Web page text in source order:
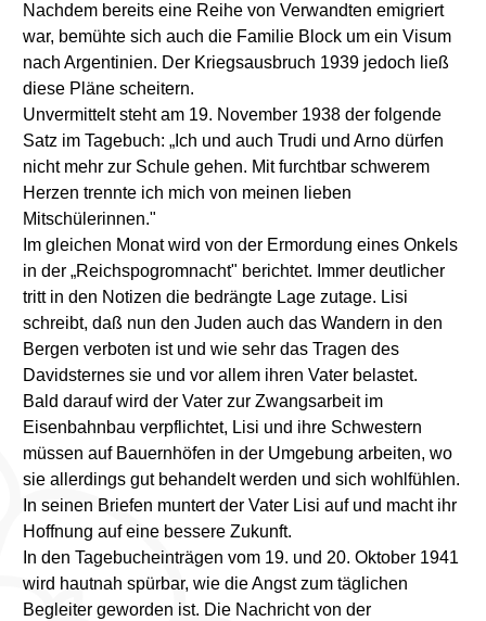
Nachdem bereits eine Reihe von Verwandten emigriert
war, bemühte sich auch die Familie Block um ein Visum
nach Argentinien. Der Kriegsausbruch 1939 jedoch ließ
diese Pläne scheitern.
Unvermittelt steht am 19. November 1938 der folgende
Satz im Tagebuch: „Ich und auch Trudi und Arno dürfen
nicht mehr zur Schule gehen. Mit furchtbar schwerem
Herzen trennte ich mich von meinen lieben
Mitschülerinnen."
Im gleichen Monat wird von der Ermordung eines Onkels
in der „Reichspogromnacht" berichtet. Immer deutlicher
tritt in den Notizen die bedrängte Lage zutage. Lisi
schreibt, daß nun den Juden auch das Wandern in den
Bergen verboten ist und wie sehr das Tragen des
Davidsternes sie und vor allem ihren Vater belastet.
Bald darauf wird der Vater zur Zwangsarbeit im
Eisenbahnbau verpflichtet, Lisi und ihre Schwestern
müssen auf Bauernhöfen in der Umgebung arbeiten, wo
sie allerdings gut behandelt werden und sich wohlfühlen.
In seinen Briefen muntert der Vater Lisi auf und macht ihr
Hoffnung auf eine bessere Zukunft.
In den Tagebucheinträgen vom 19. und 20. Oktober 1941
wird hautnah spürbar, wie die Angst zum täglichen
Begleiter geworden ist. Die Nachricht von der